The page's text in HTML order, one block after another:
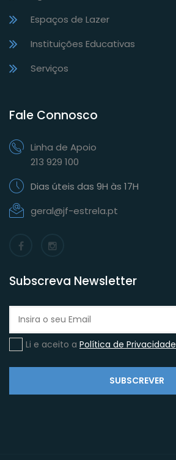
Espaços de Lazer
Instituições Educativas
Serviços
Fale Connosco
Linha de Apoio
213 929 100
Dias úteis das 9H às 17H
geral@jf-estrela.pt
Subscreva Newsletter
Li e aceito a Política de Privacidade
SUBSCREVER